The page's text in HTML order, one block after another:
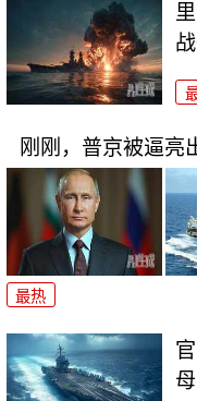
刚刚，普京被逼亮
最热